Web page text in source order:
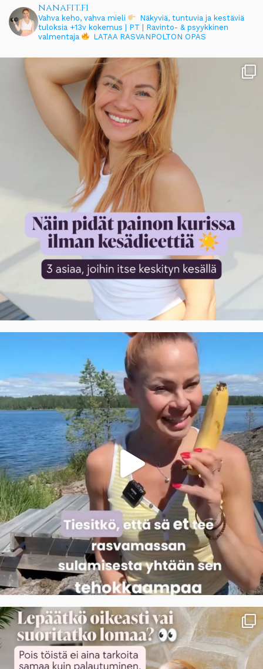
nanafit.fi
Vahva keho, vahva mieli
Näkyviä, tuntuvia ja kestäviä
tuloksia +13v kokemus | PT | Ravinto- & psyykkinen
valmentaja
LATAA RASVANPOLTON OPAS